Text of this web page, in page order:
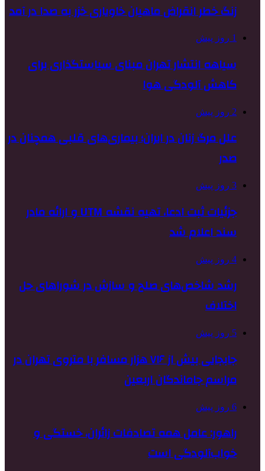
زنگ خطر انقراض ماهیان خاویاری خزر به صدا در آمد
1 روز پیش
سیاهه انتشار تهران مبنای سیاستگذاری برای
کاهش آلودگی هوا
2 روز پیش
علل مرگ زنان در ایران؛ بیماری‌های قلبی همچنان در
صدر
3 روز پیش
جزئیات ثبت ادعا، تهیه نقشه UTM و ارائه مادر
سند اعلام شد
4 روز پیش
رشد شاخص‌های صلح و سازش در شوراهای حل
اختلاف
5 روز پیش
جابجایی بیش از ۷۱۶ هزار مسافر با متروی تهران در
مراسم جاماندگان اربعین
6 روز پیش
راهور: عامل همه تصادفات زائران، خستگی و
خواب‌آلودگی است